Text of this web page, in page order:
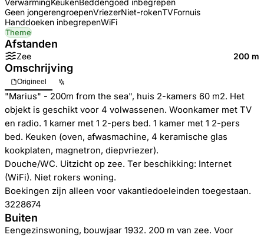
VerwarmingKeukenBeddengoed inbegrepen
Geen jongerengroepenVriezerNiet-rokenTVFornuis
Handdoeken inbegrepenWiFi
Theme
Afstanden
Zee 200 m
Omschrijving
Origineel
"Marius" - 200m from the sea", huis 2-kamers 60 m2. Het
objekt is geschikt voor 4 volwassenen. Woonkamer met TV
en radio. 1 kamer met 1 2-pers bed. 1 kamer met 1 2-pers
bed. Keuken (oven, afwasmachine, 4 keramische glas
kookplaten, magnetron, diepvriezer).
Douche/WC. Uitzicht op zee. Ter beschikking: Internet
(WiFi). Niet rokers woning.
Boekingen zijn alleen voor vakantiedoeleinden toegestaan.
3228674
Buiten
Eengezinswoning, bouwjaar 1932. 200 m van zee. Voor